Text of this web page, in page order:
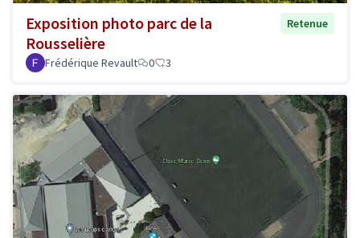
Exposition photo parc de la
Rousselière
Retenue
Frédérique Revault 0 3